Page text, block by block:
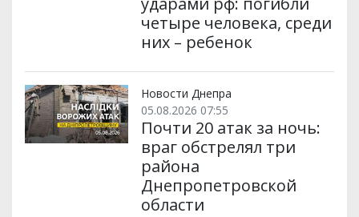
четыре человека, среди
них – ребенок
Новости Днепра
05.08.2026 07:55
Почти 20 атак за ночь:
враг обстрелял три
района
Днепропетровской
области